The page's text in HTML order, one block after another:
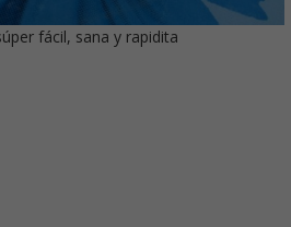
fácil, sana y rapidita